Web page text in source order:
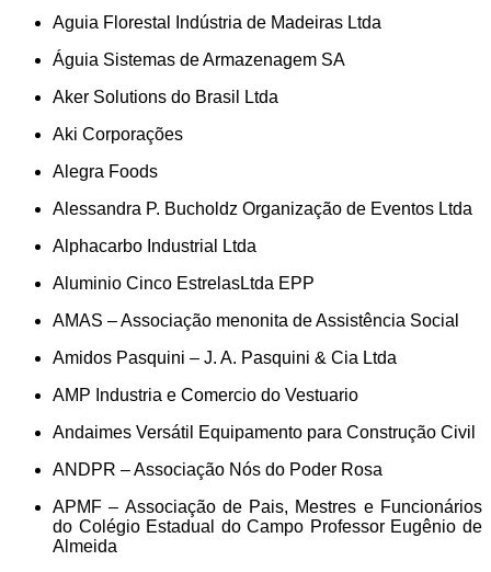
Aguia Florestal Indústria de Madeiras Ltda
Águia Sistemas de Armazenagem SA
Aker Solutions do Brasil Ltda
Aki Corporações
Alegra Foods
Alessandra P. Bucholdz Organização de Eventos Ltda
Alphacarbo Industrial Ltda
Aluminio Cinco EstrelasLtda EPP
AMAS – Associação menonita de Assistência Social
Amidos Pasquini – J. A. Pasquini & Cia Ltda
AMP Industria e Comercio do Vestuario
Andaimes Versátil Equipamento para Construção Civil
ANDPR – Associação Nós do Poder Rosa
APMF – Associação de Pais, Mestres e Funcionários
do Colégio Estadual do Campo Professor Eugênio de
Almeida